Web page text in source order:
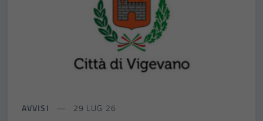
AVVISI 29 LUG 26